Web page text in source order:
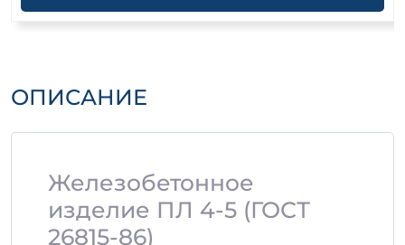
ОПИСАНИЕ
Железобетонное
изделие ПЛ 4-5 (ГОСТ
26815-86)